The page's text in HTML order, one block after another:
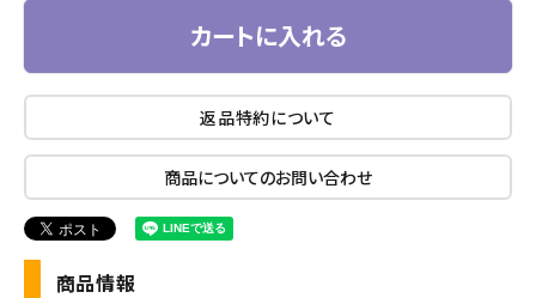
カートに入れる
返品特約について
商品についてのお問い合わせ
商品情報